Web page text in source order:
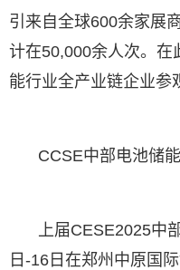
引来自全球600余家展
计在50,000余人次。在
能行业全产业链企业参
CCSE中部电池储
上届CESE2025中
日-16日在郑州中原国